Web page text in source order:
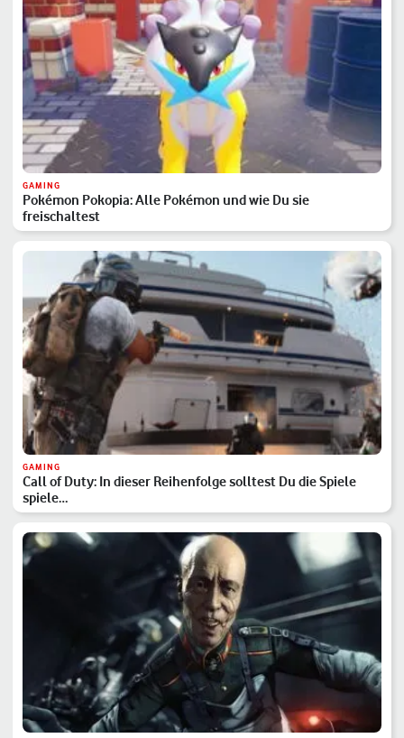
GAMING
Pokémon Pokopia: Alle Pokémon und wie Du sie
freischaltest
GAMING
Call of Duty: In dieser Reihenfolge solltest Du die Spiele
spiele…